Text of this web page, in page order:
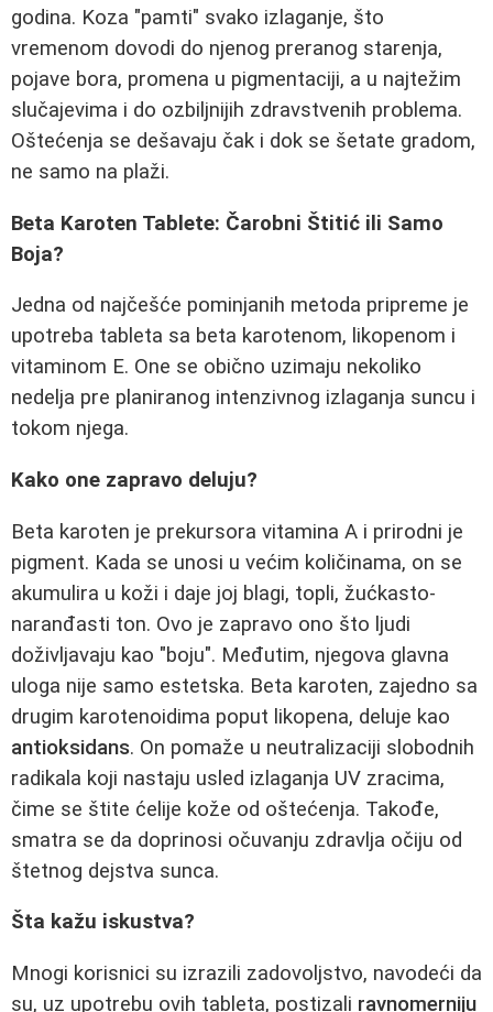
godina. Koza "pamti" svako izlaganje, što
vremenom dovodi do njenog preranog starenja,
pojave bora, promena u pigmentaciji, a u najtežim
slučajevima i do ozbiljnijih zdravstvenih problema.
Oštećenja se dešavaju čak i dok se šetate gradom,
ne samo na plaži.
Beta Karoten Tablete: Čarobni Štitić ili Samo
Boja?
Jedna od najčešće pominjanih metoda pripreme je
upotreba tableta sa beta karotenom, likopenom i
vitaminom E. One se obično uzimaju nekoliko
nedelja pre planiranog intenzivnog izlaganja suncu i
tokom njega.
Kako one zapravo deluju?
Beta karoten je prekursora vitamina A i prirodni je
pigment. Kada se unosi u većim količinama, on se
akumulira u koži i daje joj blagi, topli, žućkasto-
naranđasti ton. Ovo je zapravo ono što ljudi
doživljavaju kao "boju". Međutim, njegova glavna
uloga nije samo estetska. Beta karoten, zajedno sa
drugim karotenoidima poput likopena, deluje kao
antioksidans. On pomaže u neutralizaciji slobodnih
radikala koji nastaju usled izlaganja UV zracima,
čime se štite ćelije kože od oštećenja. Takođe,
smatra se da doprinosi očuvanju zdravlja očiju od
štetnog dejstva sunca.
Šta kažu iskustva?
Mnogi korisnici su izrazili zadovoljstvo, navodeći da
su, uz upotrebu ovih tableta, postizali ravnomerniju